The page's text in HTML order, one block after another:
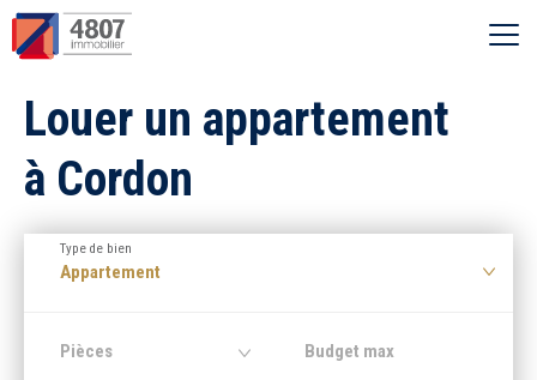
Vente
Location
Syndic
Estimer
Ouvrir le menu
Louer un appartement
à Cordon
Appartement
Type de bien
Pièces